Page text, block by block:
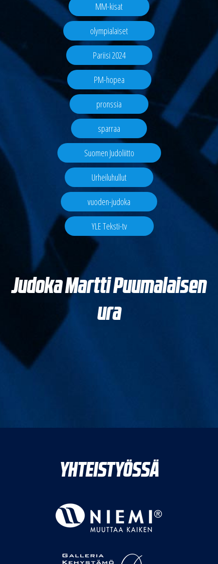
MM-kisat
olympialaiset
Pariisi 2024
PM-hopea
pronssia
sparraa
Suomen Judoliitto
Urheiluhullut
vuoden-judoka
YLE Teksti-tv
Judoka Martti Puumalaisen
ura
YHTEISTYÖSSÄ